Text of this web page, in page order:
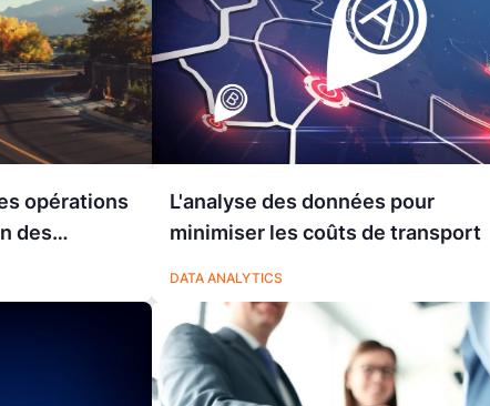
opérations
des
L'analyse des données pour
minimiser les coûts de transport
LOGISTIQUE
DATA ANALYTICS